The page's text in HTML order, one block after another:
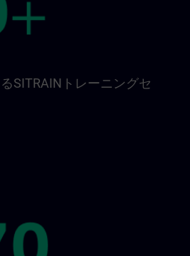
SITRAINトレーニングセ